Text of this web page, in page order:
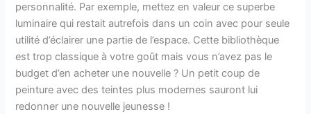
personnalité. Par exemple, mettez en valeur ce superbe
luminaire qui restait autrefois dans un coin avec pour seule
utilité d’éclairer une partie de l’espace. Cette bibliothèque
est trop classique à votre goût mais vous n’avez pas le
budget d’en acheter une nouvelle ? Un petit coup de
peinture avec des teintes plus modernes sauront lui
redonner une nouvelle jeunesse !